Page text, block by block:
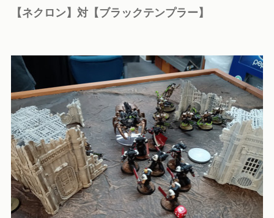
【ネクロン】対【ブラックテンプラー】